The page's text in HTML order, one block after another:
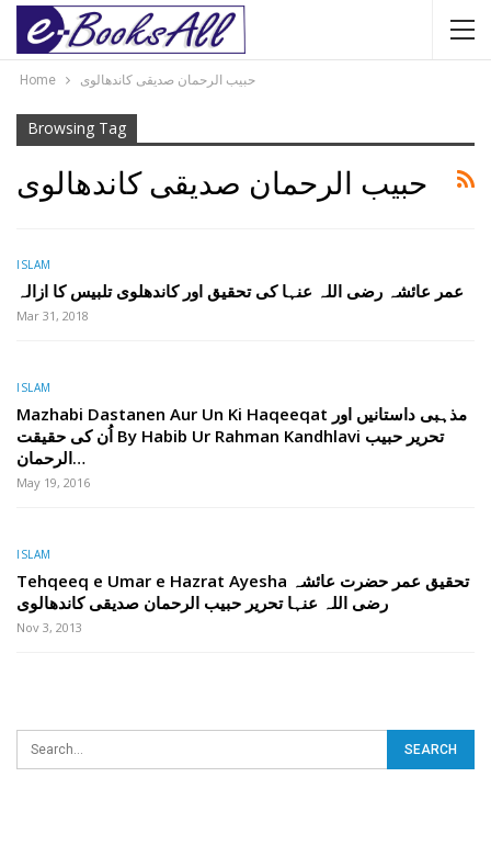
Home حبیب الرحمان صدیقی کاندھالوی
Browsing Tag
حبیب الرحمان صدیقی کاندھالوی
ISLAM
عمر عائشہ رضی اللہ عنہا کی تحقیق اور کاندھلوی تلبیس کا ازالہ
Mar 31, 2018
ISLAM
Mazhabi Dastanen Aur Un Ki Haqeeqat مذہبی داستانیں اور
اُن کی حقیقت By Habib Ur Rahman Kandhlavi تحریر حبیب
الرحمان…
May 19, 2016
ISLAM
Tehqeeq e Umar e Hazrat Ayesha تحقیق عمر حضرت عائشہ
رضی اللہ عنہا تحریر حبیب الرحمان صدیقی کاندھالوی
Nov 3, 2013